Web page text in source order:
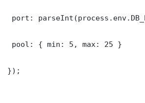
port:
pool: { min: 5, max: 25 }
});